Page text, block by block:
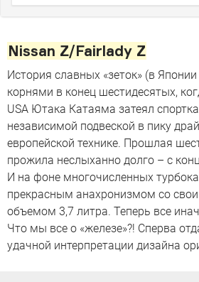
Nissan Z/Fairlady Z
История славных «зеток» (в
корнями в конец шестидесятых,
USA Ютака Катаяма затеял
независимой подвеской в пику
европейской технике. Прошлая
прожила неслыханно долго – с
И на фоне многочисленных
прекрасным анахронизмом со
объемом 3,7 литра. Теперь все
Что мы все о «железе»?! Сперва
удачной интерпретации дизайна